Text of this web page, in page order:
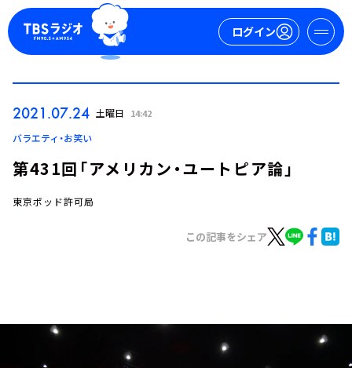
ログイン
ログイン
トピックス
TBS Podcast
2021.07.24 土曜日 14:42
バラエティ・お笑い
第431回「アメリカン・ユートピア論」
東京ポッド許可局
この記事をシェア